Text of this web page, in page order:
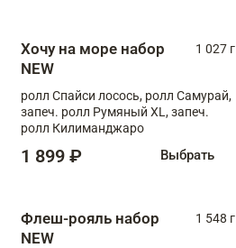
Хочу на море набор
NEW
1 027 г
ролл Спайси лосось, ролл Самурай,
запеч. ролл Румяный XL, запеч.
ролл Килиманджаро
1 899 ₽ Выбрать
Флеш-рояль набор
NEW
1 548 г